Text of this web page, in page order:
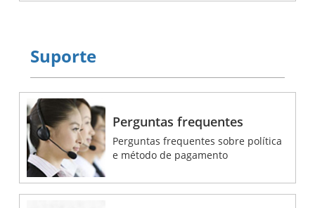
Suporte
Perguntas frequentes
Perguntas frequentes sobre política
e método de pagamento